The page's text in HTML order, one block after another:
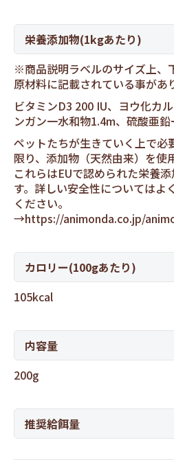
栄養添加物(1kgあたり)
※商品説明ラベルのサイズ上、
原材料に記載されている事があ
ビタミンD3 200 IU、ヨウ化カ
ンガン一水和物1.4m、硫酸亜
ペットたちが生きていく上で必
限り、添加物（天然由来）を使
これらはEUで認められた栄養
す。詳しい安全性についてはよ
ください。
→https://animonda.co.jp/
カロリー(100gあたり)
105kcal
内容量
200g
推奨給餌量